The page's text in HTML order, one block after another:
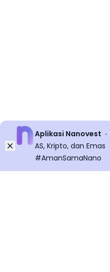
Dismiss
Aplikasi Nanovest
AS, Kripto, dan Emas
#AmanSamaNano